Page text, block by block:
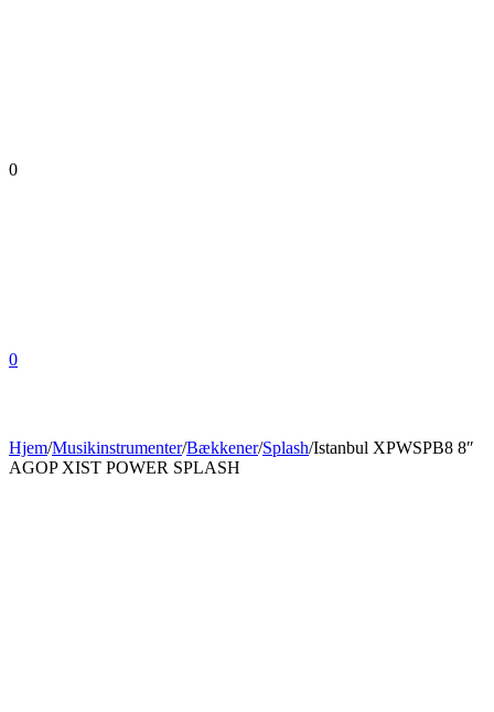
0
0
Hjem/Musikinstrumenter/Bækkener/Splash/Istanbul XPWSPB8 8″
AGOP XIST POWER SPLASH